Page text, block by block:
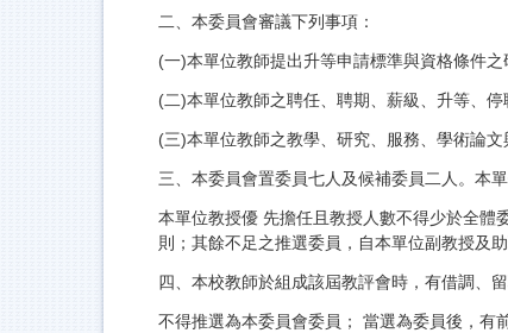
二、本委員會審議下列事項：
(一)本單位教師提出升等申請標準與資格條件之
(二)本單位教師之聘任、聘期、薪級、升等、
(三)本單位教師之教學、研究、服務、學術論
三、本委員會置委員七人及候補委員二人。本
本單位教授優 先擔任且教授人數不得少於全體
則；其餘不足之推選委員，自本單位副教授及助
四、本校教師於組成該屆教評會時，有借調、
不得推選為本委員會委員； 當選為委員後，有